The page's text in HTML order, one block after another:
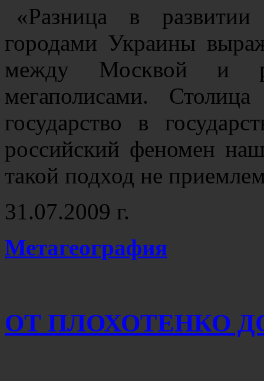
«Разница в
городами Украины
между Москвой и
мегаполисами.
государство в
российский феномен
такой подход не
31.07.2009 г.
Метагеография
ОТ ПЛОХОТЕНКО